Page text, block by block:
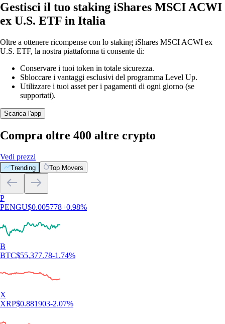
Gestisci il tuo staking iShares MSCI ACWI
ex U.S. ETF in Italia
Oltre a ottenere ricompense con lo staking iShares MSCI ACWI ex
U.S. ETF, la nostra piattaforma ti consente di:
Conservare i tuoi token in totale sicurezza.
Sbloccare i vantaggi esclusivi del programma Level Up.
Utilizzare i tuoi asset per i pagamenti di ogni giorno (se
supportati).
Scarica l'app
Compra oltre 400 altre crypto
Vedi prezzi
Trending Top Movers
P
PENGU$0.005778+0.98%
B
BTC$55,377.78-1.74%
X
XRP$0.881903-2.07%